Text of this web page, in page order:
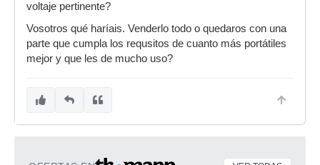
voltaje pertinente?
Vosotros qué haríais. Venderlo todo o quedaros con una
parte que cumpla los requsitos de cuanto más portátiles
mejor y que les de mucho uso?